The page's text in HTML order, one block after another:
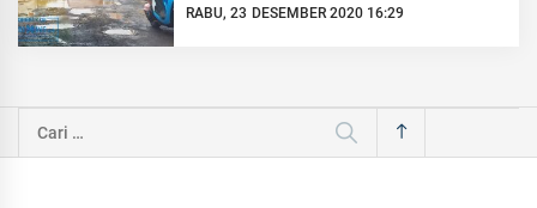
RABU, 23 DESEMBER 2020 16:29
Cari
untuk: